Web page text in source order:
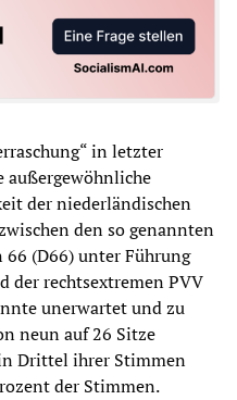
in letzter
der niederländischen
den so genannten
(D66) unter Führung
der rechtsextremen PVV
unerwartet und zu
neun auf 26 Sitze
Drittel ihrer Stimmen
der Stimmen.